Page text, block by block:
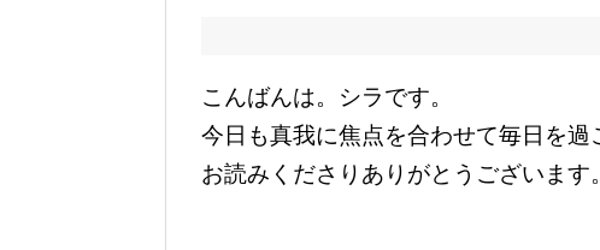
こんばんは。シラです。
今日も真我に焦点を合わせて毎日を過
お読みくださりありがとうございます。